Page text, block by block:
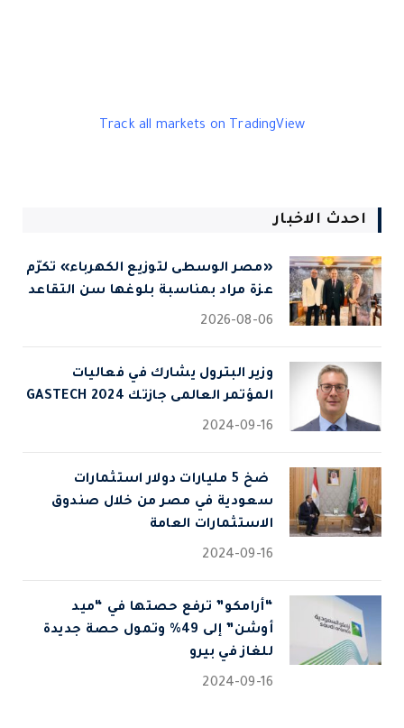
Track all markets on TradingView
احدث الاخبار
«مصر الوسطى لتوزيع الكهرباء» تكرّم
عزة مراد بمناسبة بلوغها سن التقاعد
2026-08-06
وزير البترول يشارك في فعاليات
المؤتمر العالمى جازتك 2024 GASTECH
2024-09-16
⁠ ضخ 5 مليارات دولار استثمارات
سعودية في مصر من خلال صندوق
الاستثمارات العامة
2024-09-16
“أرامكو” ترفع حصتها في “ميد
أوشن” إلى 49% وتمول حصة جديدة
للغاز في بيرو
2024-09-16